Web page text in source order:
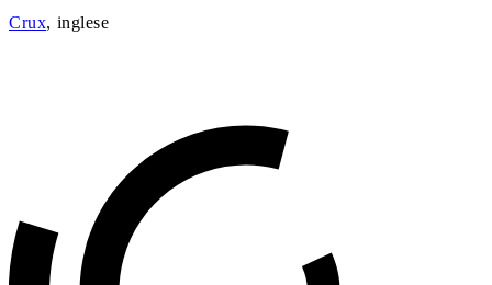
Crux, inglese